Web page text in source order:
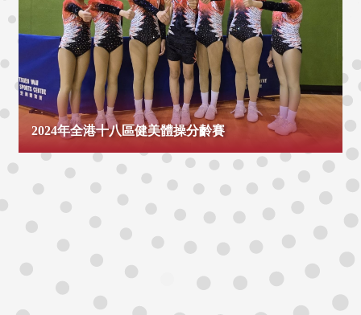
2024年全港十八區健美體操分齡賽